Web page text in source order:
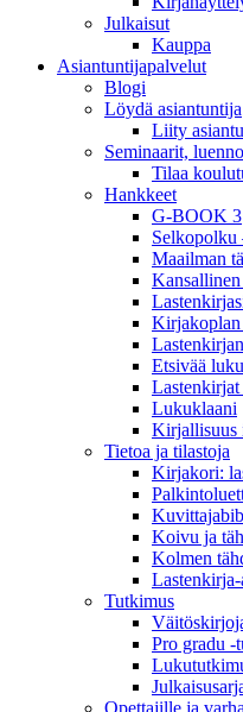
Julkaisut
Kauppa
Asiantuntija­palvelut
Blogi
Löydä asiantuntija
Liity
Seminaarit,
Tilaa
Hankkeet
G-BOOK 3
Maailman
Etsivää
Lastenkirjat
Lukuklaani
Kirjallisuus
Tietoa ja tilastoja
Kirjakori:
Koivu ja
Kolmen
Tutkimus
Pro gradu -
Opettajille ja